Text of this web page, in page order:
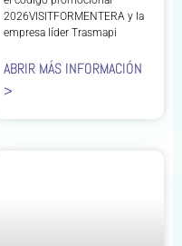
2026VISITFORMENTERA y la
empresa líder Trasmapi
ABRIR MÁS INFORMACIÓN
>